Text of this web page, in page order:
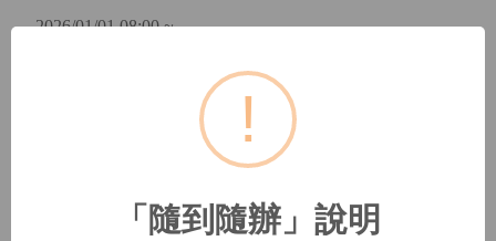
2026/01/01 08:00 ~
隨到隨辦 住宅
(115年隨到隨辦)中路二號社會住宅
!
「隨到隨辦」說明